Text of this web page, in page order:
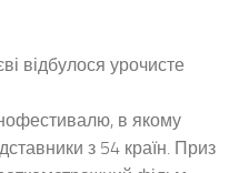
відбулося урочисте
в якому
з 54 країн. Приз